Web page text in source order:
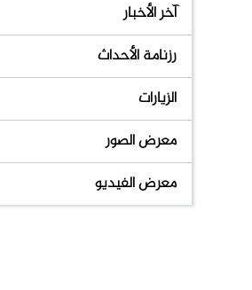
آخر الأخبار
رزنامة الأحداث
الزيارات
معرض الصور
معرض الفيديو